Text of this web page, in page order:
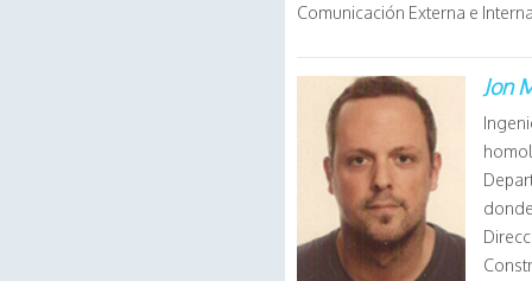
Comunicación Externa e
Jon